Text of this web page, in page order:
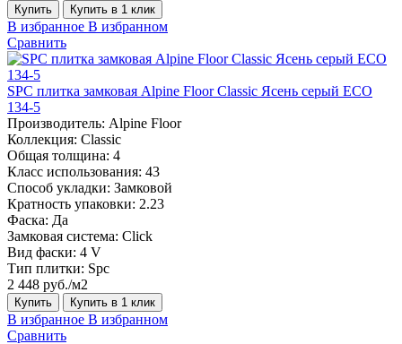
Купить Купить в 1 клик
В избранное В избранном
Сравнить
SPC плитка замковая Alpine Floor Classic Ясень серый ЕСО
134-5
Производитель: Alpine Floor
Коллекция: Classic
Общая толщина: 4
Класс использования: 43
Способ укладки: Замковой
Кратность упаковки: 2.23
Фаска: Да
Замковая система: Click
Вид фаски: 4 V
Тип плитки: Spc
2 448 руб./м2
Купить Купить в 1 клик
В избранное В избранном
Сравнить